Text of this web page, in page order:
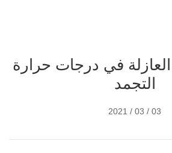
في درجات حرارة
التجمد
03 / 03 / 2021